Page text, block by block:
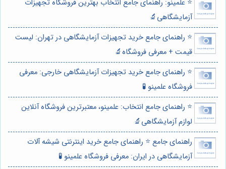
⭐️ علمینو: راهنمای جامع انتخاب بهترین فروشگاه تجهیزات
آزمایشگاهی🔬
⭐️ راهنمای جامع خرید تجهیزات آزمایشگاهی در تهران: لیست
قیمت + معرفی فروشگاه🔬
⭐️ راهنمای جامع خرید تجهیزات آزمایشگاهی خارجی: معرفی
فروشگاه علمینو 🧪
⭐️ راهنمای جامع انتخاب: علمینو، معتبرترین فروشگاه آنلاین
لوازم آزمایشگاهی🔬
راهنمای جامع ⭐️ راهنمای جامع خرید اینترنتی شیشه آلات
آزمایشگاهی در ایران: معرفی فروشگاه علمینو 🧪